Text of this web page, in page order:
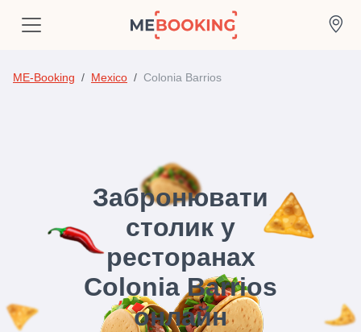
ME-Booking Mexico Colonia Barrios
Забронювати
столик у
ресторанах
Colonia Barrios
онлайн